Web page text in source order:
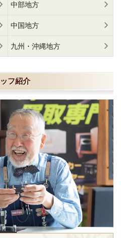
中部地方
中国地方
九州・沖縄地方
フ紹介